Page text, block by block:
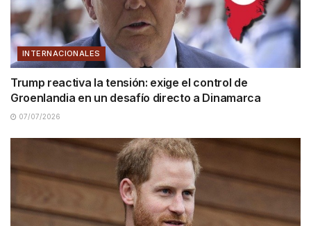
INTERNACIONALES
Trump reactiva la tensión: exige el control de
Groenlandia en un desafío directo a Dinamarca
07/07/2026